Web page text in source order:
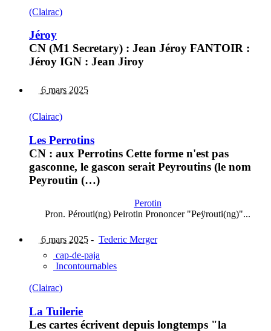
(Clairac)
Jéroy
CN (M1 Secretary) : Jean Jéroy FANTOIR :
Jéroy IGN : Jean Jiroy
6 mars 2025
(Clairac)
Les Perrotins
CN : aux Perrotins Cette forme n'est pas
gasconne, le gascon serait Peyroutins (le nom
Peyroutin (…)
Perotin
Pron. Pérouti(ng) Peirotin Prononcer "Peÿrouti(ng)"...
6 mars 2025 - Tederic Merger
cap-de-paja
Incontournables
(Clairac)
La Tuilerie
Les cartes écrivent depuis longtemps "la